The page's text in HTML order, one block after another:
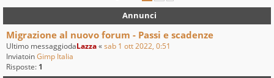
Annunci
Migrazione al nuovo forum - Passi e scadenze
Ultimo messaggiodaLazza«sab 1 ott 2022, 0:51
InviatoinGimp Italia
Risposte: 1